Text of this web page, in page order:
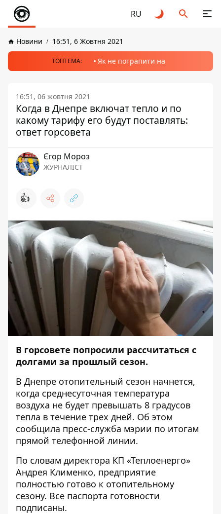
RU
Новини 16:51, 6 Жовтня 2021
ТОПТЕМА: Як не потрапити на
16:51, 06 жовтня 2021
Когда в Днепре включат тепло и по
какому тарифу его будут поставлять:
ответ горсовета
Єгор Мороз
ЖУРНАЛІСТ
👍
В горсовете попросили рассчитаться с
долгами за прошлый сезон.
В Днепре отопительный сезон начнется,
когда среднесуточная температура
воздуха не будет превышать 8 градусов
тепла в течение трех дней. Об этом
сообщила пресс-служба мэрии по итогам
прямой телефонной линии.
По словам директора КП «Теплоенерго»
Андрея Клименко, предприятие
полностью готово к отопительному
сезону. Все паспорта готовности
подписаны.